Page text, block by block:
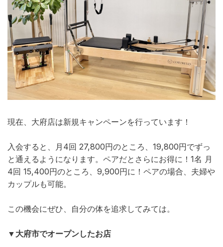
現在、大府店は新規キャンペーンを行っています！
入会すると、月4回 27,800円のところ、19,800円でずっ
と通えるようになります。ペアだとさらにお得に！1名 月
4回 15,400円のところ、9,900円に！ペアの場合、夫婦や
カップルも可能。
この機会にぜひ、自分の体を追求してみては。
▼大府市でオープンしたお店